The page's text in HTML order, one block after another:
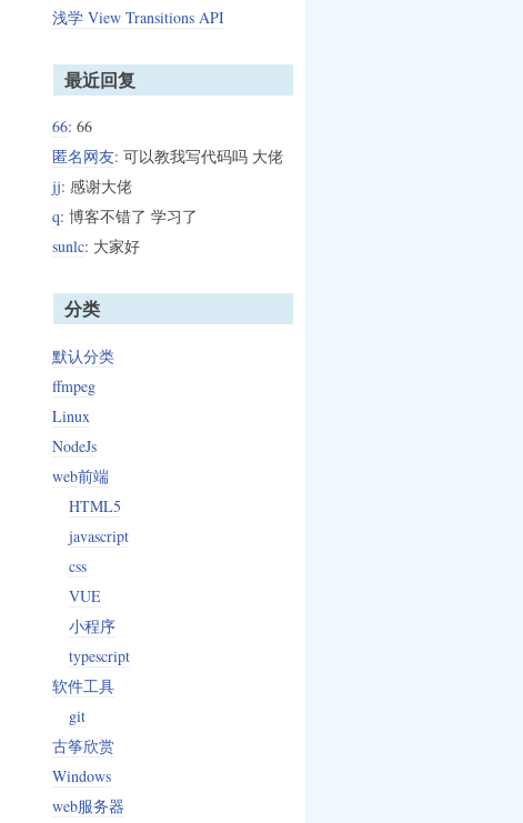
浅学 View Transitions API
最近回复
66: 66
匿名网友: 可以教我写代码吗 大佬
jj: 感谢大佬
q: 博客不错了 学习了
sunlc: 大家好
分类
默认分类
ffmpeg
Linux
NodeJs
web前端
HTML5
javascript
css
VUE
小程序
typescript
软件工具
git
古筝欣赏
Windows
web服务器